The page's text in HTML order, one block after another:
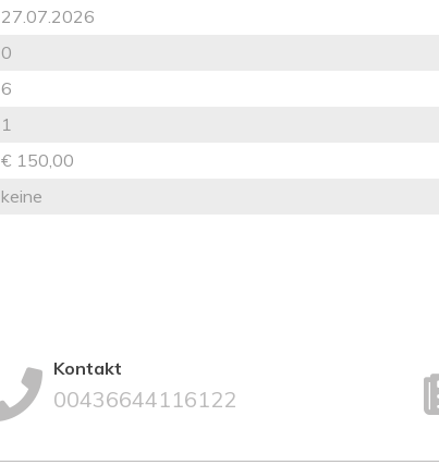
27.07.2026
0
6
1
€ 150,00
keine
Kontakt
00436644116122